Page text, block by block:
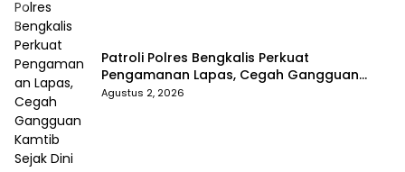
Patroli Polres Bengkalis Perkuat
Pengamanan Lapas, Cegah Gangguan
Kamtib Sejak Dini
Agustus 2, 2026